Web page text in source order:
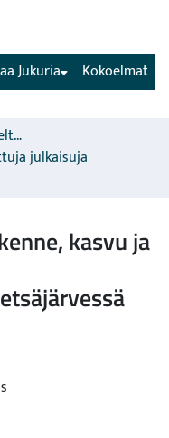
Kokoelmat
Jukuria
Luonnonvarakeskusta edeltävien organisaatioiden sarjat
julkaisuja
kasvu ja